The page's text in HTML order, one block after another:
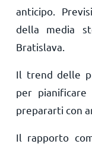
anticipo.
della media
Bratislava.
Il trend delle
per
prepararti con
Il rapporto